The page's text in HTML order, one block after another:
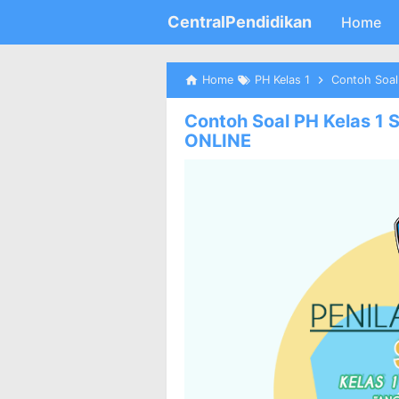
CentralPendidikan Home
Home PH Kelas 1 Contoh Soal
Contoh Soal PH Kelas 1
ONLINE